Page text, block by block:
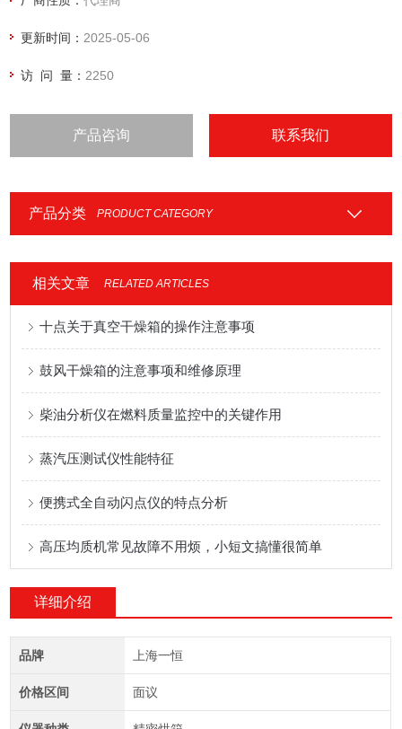
更新时间： 2025-05-06
访 问 量： 2250
产品咨询 联系我们
产品分类 PRODUCT CATEGORY
相关文章 RELATED ARTICLES
十点关于真空干燥箱的操作注意事项
鼓风干燥箱的注意事项和维修原理
柴油分析仪在燃料质量监控中的关键作用
蒸汽压测试仪性能特征
便携式全自动闪点仪的特点分析
高压均质机常见故障不用烦，小短文搞懂很简单
详细介绍
品牌 上海一恒
价格区间 面议